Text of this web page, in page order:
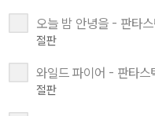
오늘 밤 안녕을 - 판타
절판
와일드 파이어 - 판타
절판